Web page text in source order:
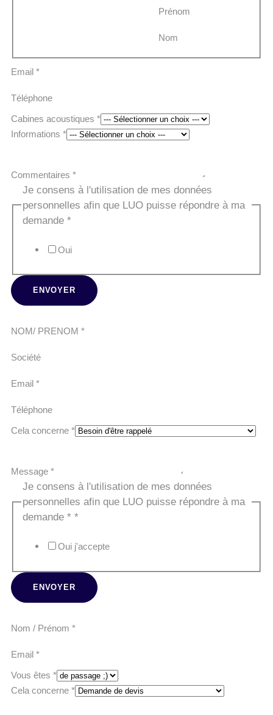
Prénom
Nom
Email *
Téléphone
Cabines acoustiques *
Informations *
Commentaires *
Je consens à l'utilisation de mes données
personnelles afin que LUO puisse répondre à ma
demande *
Oui
ENVOYER
NOM/ PRENOM *
Société
Email *
Téléphone
Cela concerne *
Message *
Je consens à l'utilisation de mes données
personnelles afin que LUO puisse répondre à ma
demande * *
Oui j'accepte
ENVOYER
Nom / Prénom *
Vous
à
Email *
Vous êtes *
Cela concerne *